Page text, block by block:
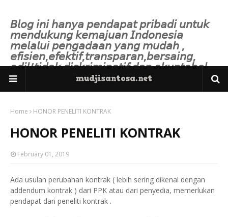
𝘉𝘭𝘰𝘨 𝘪𝘯𝘪 𝘩𝘢𝘯𝘺𝘢 𝘱𝘦𝘯𝘥𝘢𝘱𝘢𝘵 𝘱𝘳𝘪𝘣𝘢𝘥𝘪 𝘶𝘯𝘵𝘶𝘬
𝘮𝘦𝘯𝘥𝘶𝘬𝘶𝘯𝘨 𝘬𝘦𝘮𝘢𝘫𝘶𝘢𝘯 𝘐𝘯𝘥𝘰𝘯𝘦𝘴𝘪𝘢
𝘮𝘦𝘭𝘢𝘭𝘶𝘪 𝘱𝘦𝘯𝘨𝘢𝘥𝘢𝘢𝘯 𝘺𝘢𝘯𝘨 𝘮𝘶𝘥𝘢𝘩 ,
𝘦𝘧𝘪𝘴𝘪𝘦𝘯,𝘦𝘧𝘦𝘬𝘵𝘪𝘧,𝘵𝘳𝘢𝘯𝘴𝘱𝘢𝘳𝘢𝘯,𝘣𝘦𝘳𝘴𝘢𝘪𝘯𝘨,
𝘢𝘥𝘪𝘭/𝘵𝘪𝘥𝘢𝘬 𝘥𝘪𝘴𝘬𝘳𝘪𝘮𝘪𝘯𝘢𝘵𝘪𝘧 𝘥𝘢𝘯 𝘢𝘬𝘶𝘯𝘵𝘢𝘣𝘦𝘭.
Home HONOR PENELITI KONTRAK
HONOR PENELITI KONTRAK
February 01, 2019
Ada usulan perubahan kontrak ( lebih sering dikenal dengan
addendum kontrak ) dari PPK atau dari penyedia, memerlukan
pendapat dari peneliti kontrak .